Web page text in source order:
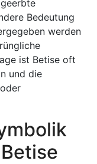
Bedeutung
werden
ist Betise oft
und die